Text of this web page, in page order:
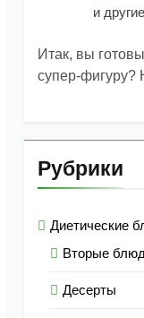
и
Итак, вы
супер-фигуру?
Рубрики
Диетические
Вторые
Десерты